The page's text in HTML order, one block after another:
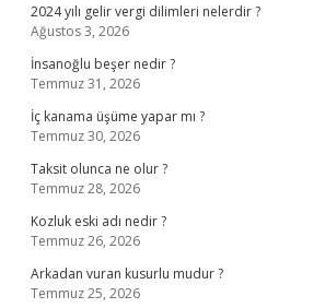
2024 yılı gelir vergi dilimleri nelerdir ?
Ağustos 3, 2026
İnsanoğlu beşer nedir ?
Temmuz 31, 2026
İç kanama üşüme yapar mı ?
Temmuz 30, 2026
Taksit olunca ne olur ?
Temmuz 28, 2026
Kozluk eski adı nedir ?
Temmuz 26, 2026
Arkadan vuran kusurlu mudur ?
Temmuz 25, 2026